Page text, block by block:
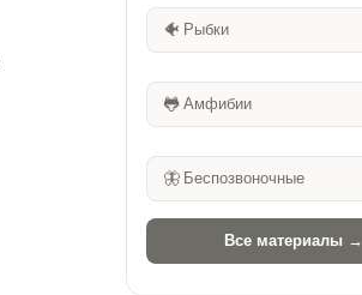
🐠 Рыбки
🐸 Амфибии
🦋 Беспозвоночные
Все материалы →